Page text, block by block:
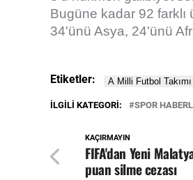
Bugüne kadar 92 farklı
34'ünü Asya, 24'ünü
Etiketler:
İLGILI KATEGORI: SPOR
KAÇIRMAYIN
FIFA'dan Yeni
puan silme cezası